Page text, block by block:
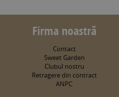
Firma noastră
Contact
Sweet Garden
Clubul nostru
Retragere din contract
ANPC